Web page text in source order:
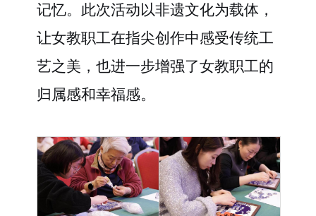
记忆。 此次活动以非遗文化为载体，
让女教职工在指尖创作中感受传统工
艺之美，也进一步增强了女教职工的
归属感和幸福感。